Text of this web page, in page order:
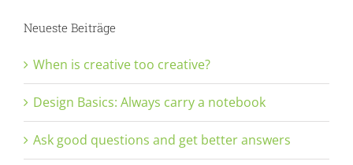
Neueste Beiträge
When is creative too creative?
Design Basics: Always carry a notebook
Ask good questions and get better answers